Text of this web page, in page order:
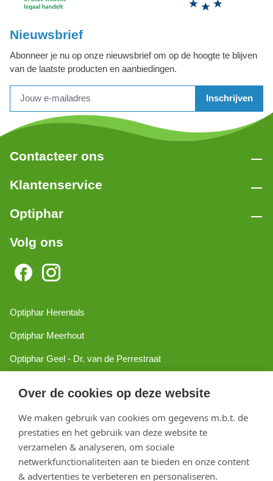
Over de cookies op deze website
We maken gebruik van cookies om gegevens m.b.t. de
prestaties en het gebruik van deze website te
verzamelen & analyseren, om sociale
netwerkfunctionaliteiten aan te bieden en onze content
& advertenties te verbeteren en personaliseren.
Nieuwsbrief
Abonneer je nu op onze nieuwsbrief om op de hoogte te blijven
van de laatste producten en aanbiedingen.
Inschrijven
Contacteer ons
Klantenservice
Optiphar
Volg ons
Optiphar Herentals
Optiphar Meerhout
Optiphar Geel - Dr. van de Perrestraat
Optiphar Mol
Copyright 2026 optiphar.com. Alle rechten voorbehouden